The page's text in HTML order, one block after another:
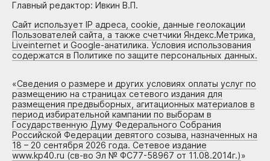
Главный редактор: Ивкин В.П.
Сайт использует IP адреса, cookie, данные геолокации
Пользователей сайта, а также счетчики Яндекс.Метрика,
Liveinternet и Google-анатилика. Условия использования
содержатся в Политике по защите персональных данных.
«Сведения о размере и других условиях оплаты услуг по
размещению на страницах сетевого издания для
размещения предвыборных, агитационных материалов в
период избирательной кампании по выборам в
Государственную Думу Федерального Собрания
Российской Федерации девятого созыва, назначенных на
18 – 20 сентября 2026 года. Сетевое издание
www.kp40.ru (св-во Эл № ФС77-58967 от 11.08.2014г.)»